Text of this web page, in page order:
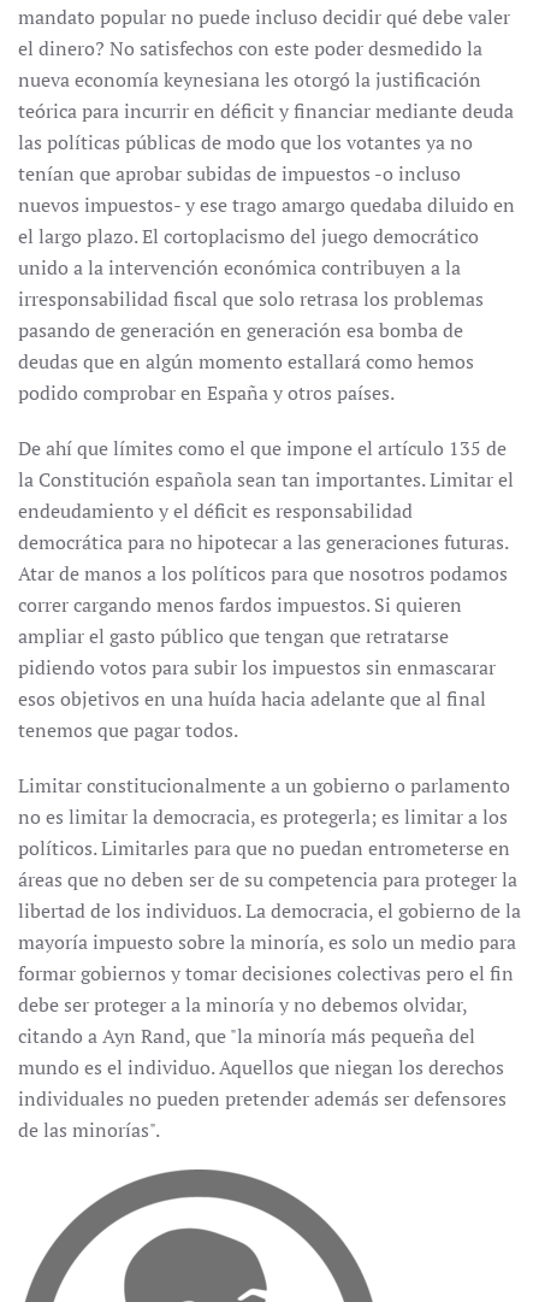
mandato popular no puede incluso decidir qué debe valer
el dinero? No satisfechos con este poder desmedido la
nueva economía keynesiana les otorgó la justificación
teórica para incurrir en déficit y financiar mediante deuda
las políticas públicas de modo que los votantes ya no
tenían que aprobar subidas de impuestos -o incluso
nuevos impuestos- y ese trago amargo quedaba diluido en
el largo plazo. El cortoplacismo del juego democrático
unido a la intervención económica contribuyen a la
irresponsabilidad fiscal que solo retrasa los problemas
pasando de generación en generación esa bomba de
deudas que en algún momento estallará como hemos
podido comprobar en España y otros países.
De ahí que límites como el que impone el artículo 135 de
la Constitución española sean tan importantes. Limitar el
endeudamiento y el déficit es responsabilidad
democrática para no hipotecar a las generaciones futuras.
Atar de manos a los políticos para que nosotros podamos
correr cargando menos fardos impuestos. Si quieren
ampliar el gasto público que tengan que retratarse
pidiendo votos para subir los impuestos sin enmascarar
esos objetivos en una huída hacia adelante que al final
tenemos que pagar todos.
Limitar constitucionalmente a un gobierno o parlamento
no es limitar la democracia, es protegerla; es limitar a los
políticos. Limitarles para que no puedan entrometerse en
áreas que no deben ser de su competencia para proteger la
libertad de los individuos. La democracia, el gobierno de la
mayoría impuesto sobre la minoría, es solo un medio para
formar gobiernos y tomar decisiones colectivas pero el fin
debe ser proteger a la minoría y no debemos olvidar,
citando a Ayn Rand, que "la minoría más pequeña del
mundo es el individuo. Aquellos que niegan los derechos
individuales no pueden pretender además ser defensores
de las minorías".